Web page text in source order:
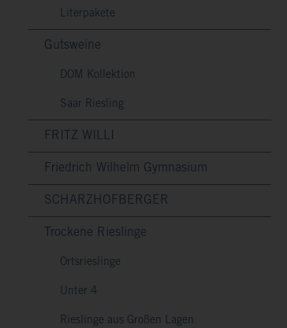
Literpakete
Gutsweine
DOM Kollektion
Saar Riesling
FRITZ WILLI
Friedrich Wilhelm Gymnasium
SCHARZHOFBERGER
Trockene Rieslinge
Ortsrieslinge
Unter 4
Rieslinge aus Großen Lagen